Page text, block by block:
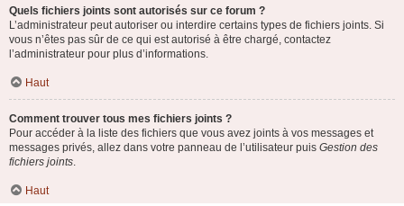
Quels fichiers joints sont autorisés sur ce forum ?
L’administrateur peut autoriser ou interdire certains types de fichiers joints. Si
vous n’êtes pas sûr de ce qui est autorisé à être chargé, contactez
l’administrateur pour plus d’informations.
Haut
Comment trouver tous mes fichiers joints ?
Pour accéder à la liste des fichiers que vous avez joints à vos messages et
messages privés, allez dans votre panneau de l’utilisateur puis Gestion des
fichiers joints.
Haut